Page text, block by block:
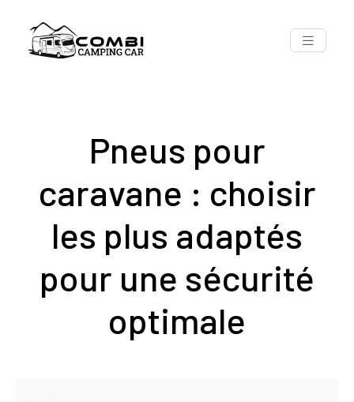
Pneus pour
caravane : choisir
les plus adaptés
pour une sécurité
optimale